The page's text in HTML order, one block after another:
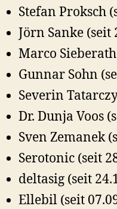
Stefan Proksch
Jörn Sanke (seit
Marco
Gunnar Sohn
Severin
Dr. Dunja Voos
Sven Zemanek
Serotonic (seit
deltasig (seit
Ellebil (seit